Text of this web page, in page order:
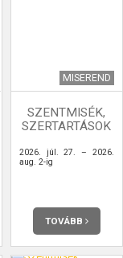
MISEREND
SZENTMISÉK,
SZERTARTÁSOK
2026. júl. 27. – 2026.
aug. 2-ig
TOVÁBB